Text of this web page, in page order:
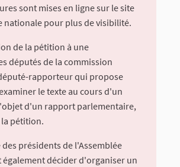
sont mises en ligne sur le site
nationale pour plus de visibilité.
de la pétition à une
députés de la commission
rapporteur qui propose
le texte au cours d'un
d'un rapport parlementaire,
pétition.
des présidents de l'Assemblée
décider d'organiser un